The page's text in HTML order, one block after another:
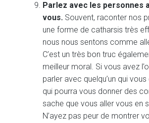
Parlez avec les personnes
vous. Souvent, raconter nos
une forme de catharsis très
nous nous sentons comme
C’est un très bon truc
meilleur moral. Si vous avez
parler avec quelqu’un qui
qui pourra vous donner des
sache que vous aller vous en
N’ayez pas peur de montrer